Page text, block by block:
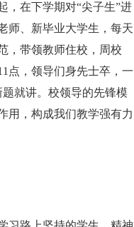
在下学期对“尖子生”进
师、新毕业大学生，每天
，带领教师住校，周校
点，领导们身先士卒，一
就讲。校领导的先锋模
用，构成我们教学强有力